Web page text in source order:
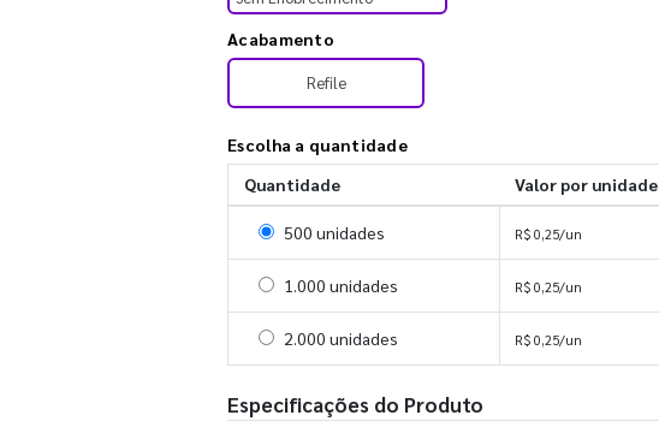
Acabamento
Refile
Escolha a quantidade
Quantidade
Valor por unidade
Selecionar 500 unidades
500 unidades R$ 0,25/un
Selecionar 1000 unidades
1.000 unidades R$ 0,25/un
Selecionar 2000 unidades
2.000 unidades R$ 0,25/un
Especificações do Produto